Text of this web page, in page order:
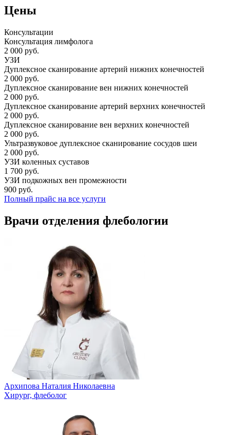
Цены
Консультации
Консультация лимфолога
2 000 руб.
УЗИ
Дуплексное сканирование артерий нижних конечностей
2 000 руб.
Дуплексное сканирование вен нижних конечностей
2 000 руб.
Дуплексное сканирование артерий верхних конечностей
2 000 руб.
Дуплексное сканирование вен верхних конечностей
2 000 руб.
Ультразвуковое дуплексное сканирование сосудов шеи
2 000 руб.
УЗИ коленных суставов
1 700 руб.
УЗИ подкожных вен промежности
900 руб.
Полный прайс на все услуги
Врачи отделения флебологии
Архипова Наталия Николаевна
Хирург, флеболог